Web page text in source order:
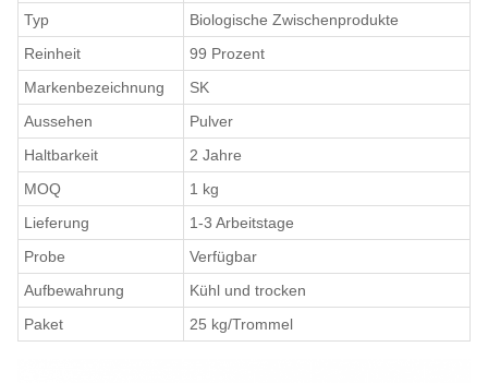
Typ
Biologische Zwischenprodukte
Reinheit
99 Prozent
Markenbezeichnung
SK
Aussehen
Pulver
Haltbarkeit
2 Jahre
MOQ
1 kg
Lieferung
1-3 Arbeitstage
Probe
Verfügbar
Aufbewahrung
Kühl und trocken
Paket
25 kg/Trommel